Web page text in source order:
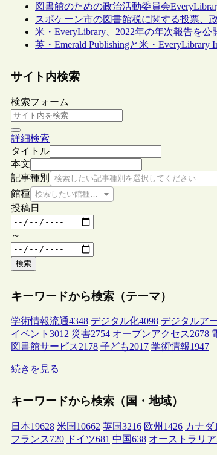
図書館のための政治活動委員会
スポケーン市の図書館税に関する投票、
米・EveryLibrary、2022年の年次報告を公
英・Emerald Publishingと米・
サイト内検索
検索フォーム
詳細検索
タイトル
本文
記事種別
検索したい記事種別を選択してください
館種 検索したい館種を選択してください
投稿日
～
検索
キーワードから検索（テーマ）
学術情報流通4348 デジタル化4098 デジタルア
イベント 3012 災害2754 オープンアクセス2678
図書館サービス2178 子ども2017 学術情報1947
続きを見る
キーワードから検索（国・地域）
日本19628 米国 10662 英国3216 欧州 1426 カナダ
フランス720 ドイツ681 中国638 オーストラリア